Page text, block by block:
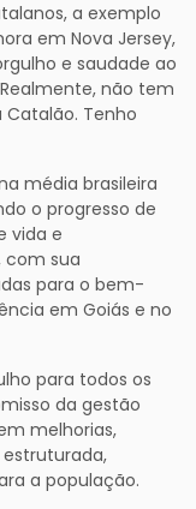
a exemplo
em Nova Jersey,
e saudade ao
não tem
Tenho
média brasileira
o progresso de
vida e
com sua
para o bem-
em Goiás e no
para todos os
da gestão
melhorias,
a população.